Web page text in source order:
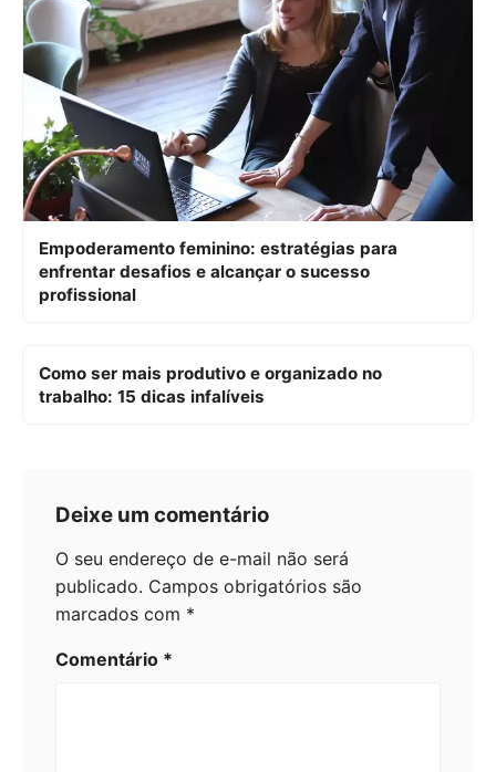
Empoderamento feminino: estratégias para
enfrentar desafios e alcançar o sucesso
profissional
Como ser mais produtivo e organizado no
trabalho: 15 dicas infalíveis
Deixe um comentário
O seu endereço de e-mail não será
publicado. Campos obrigatórios são
marcados com *
Comentário *